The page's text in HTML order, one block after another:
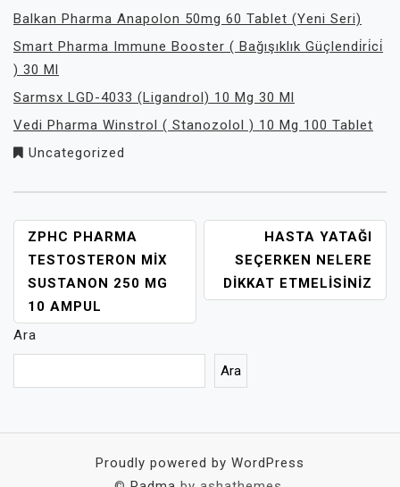
Balkan Pharma Anapolon 50mg 60 Tablet (Yeni Seri)
Smart Pharma Immune Booster ( Bağışıklık Güçlendi̇ri̇ci̇
) 30 Ml
Sarmsx LGD-4033 (Ligandrol) 10 Mg 30 Ml
Vedi Pharma Winstrol ( Stanozolol ) 10 Mg 100 Tablet
Uncategorized
YAZI
GEZINMESI
ZPHC PHARMA
TESTOSTERON MIX
SUSTANON 250 MG
10 AMPUL
HASTA YATAĞI
SEÇERKEN NELERE
DIKKAT ETMELISINIZ
Ara
Ara
Proudly powered by WordPress